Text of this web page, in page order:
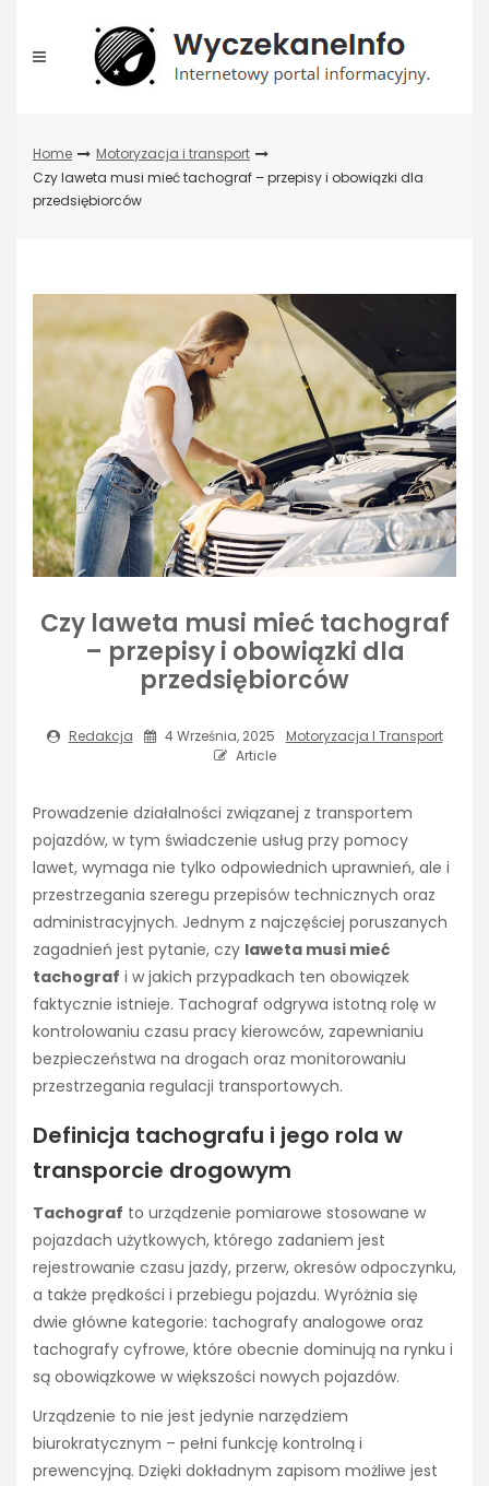
content
Home
Motoryzacja i transport
Czy laweta musi mieć tachograf – przepisy i obowiązki dla
przedsiębiorców
Czy laweta musi mieć tachograf
– przepisy i obowiązki dla
przedsiębiorców
Redakcja 4 Września, 2025
Motoryzacja I Transport
Article
Prowadzenie działalności związanej z transportem
pojazdów, w tym świadczenie usług przy pomocy
lawet, wymaga nie tylko odpowiednich uprawnień, ale i
przestrzegania szeregu przepisów technicznych oraz
administracyjnych. Jednym z najczęściej poruszanych
zagadnień jest pytanie, czy laweta musi mieć
tachograf i w jakich przypadkach ten obowiązek
faktycznie istnieje. Tachograf odgrywa istotną rolę w
kontrolowaniu czasu pracy kierowców, zapewnianiu
bezpieczeństwa na drogach oraz monitorowaniu
przestrzegania regulacji transportowych.
Definicja tachografu i jego rola w
transporcie drogowym
Tachograf to urządzenie pomiarowe stosowane w
pojazdach użytkowych, którego zadaniem jest
rejestrowanie czasu jazdy, przerw, okresów odpoczynku,
a także prędkości i przebiegu pojazdu. Wyróżnia się
dwie główne kategorie: tachografy analogowe oraz
tachografy cyfrowe, które obecnie dominują na rynku i
są obowiązkowe w większości nowych pojazdów.
Urządzenie to nie jest jedynie narzędziem
biurokratycznym – pełni funkcję kontrolną i
prewencyjną. Dzięki dokładnym zapisom możliwe jest